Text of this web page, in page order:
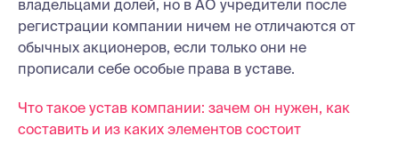
владельцами долей, но в АО учредители после
регистрации компании ничем не отличаются от
обычных акционеров, если только они не
прописали себе особые права в уставе.
Что такое устав компании: зачем он нужен, как
составить и из каких элементов состоит